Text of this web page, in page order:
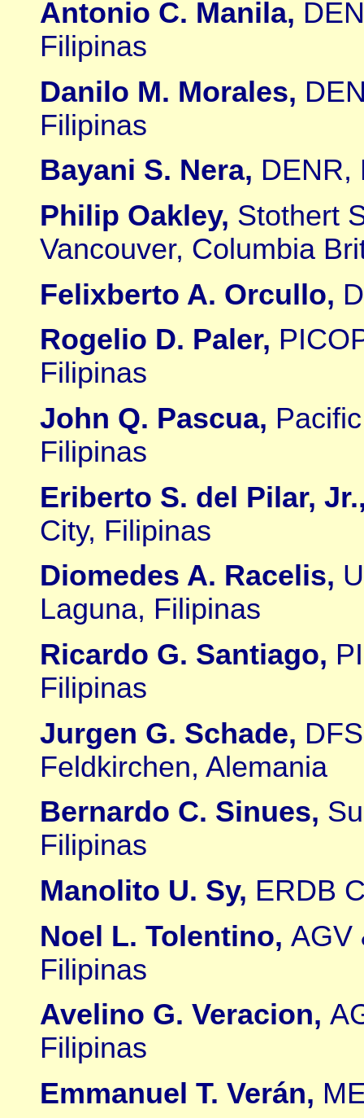
Antonio C. Manila,
Filipinas
Danilo M. Morales,
Filipinas
Bayani S. Nera, DENR,
Philip Oakley, Stothert
Vancouver, Columbia
Felixberto A. Orcullo,
Rogelio D. Paler,
Filipinas
John Q. Pascua,
Filipinas
Eriberto S. del Pilar,
City, Filipinas
Diomedes A. Racelis,
Laguna, Filipinas
Ricardo G. Santiago,
Filipinas
Jurgen G. Schade,
Feldkirchen, Alemania
Bernardo C. Sinues,
Filipinas
Manolito U. Sy, ERDB
Noel L. Tolentino, AGV
Filipinas
Avelino G. Veracion,
Filipinas
Emmanuel T. Verán,